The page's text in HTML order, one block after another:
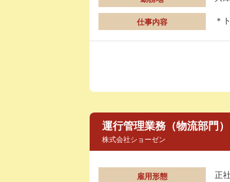
仕事内容 ＊
運行管理業務（物流部門
株式会社ショーゼン
雇用形態 正